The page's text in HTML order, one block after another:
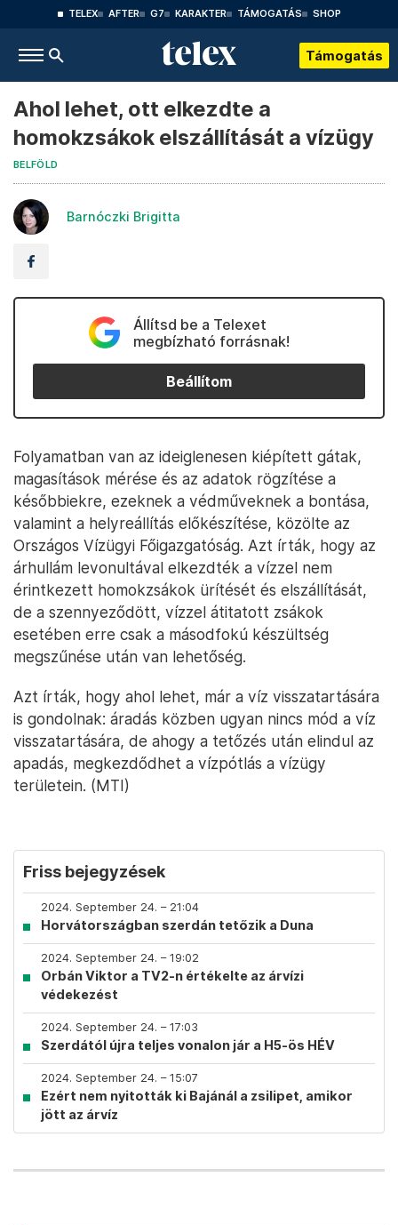
TELEX AFTER G7 KARAKTER TÁMOGATÁS SHOP
Támogatás
Ahol lehet, ott elkezdte a
homokzsákok elszállítását a vízügy
BELFÖLD
Barnóczki Brigitta
Állítsd be a Telexet
megbízható forrásnak!
Beállítom
Folyamatban van az ideiglenesen kiépített gátak,
magasítások mérése és az adatok rögzítése a
későbbiekre, ezeknek a védműveknek a bontása,
valamint a helyreállítás előkészítése, közölte az
Országos Vízügyi Főigazgatóság. Azt írták, hogy az
árhullám levonultával elkezdték a vízzel nem
érintkezett homokzsákok ürítését és elszállítását,
de a szennyeződött, vízzel átitatott zsákok
esetében erre csak a másodfokú készültség
megszűnése után van lehetőség.
Azt írták, hogy ahol lehet, már a víz visszatartására
is gondolnak: áradás közben ugyan nincs mód a víz
visszatartására, de ahogy a tetőzés után elindul az
apadás, megkezdődhet a vízpótlás a vízügy
területein. (MTI)
Friss bejegyzések
2024. September 24. – 21:04
Horvátországban szerdán tetőzik a Duna
2024. September 24. – 19:02
Orbán Viktor a TV2-n értékelte az árvízi
védekezést
2024. September 24. – 17:03
Szerdától újra teljes vonalon jár a H5-ös HÉV
2024. September 24. – 15:07
Ezért nem nyitották ki Bajánál a zsilipet, amikor
jött az árvíz